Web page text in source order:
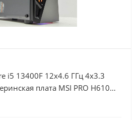
i5 13400F 12x4.6 ГГц 4x3.3
плата MSI PRO H610M-
8Гб, Память DDR4 8Gb,